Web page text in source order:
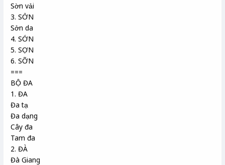
Sờn vải
3. SỞN
Sởn da
4. SỚN
5. SỢN
6. SỠN
===
BỘ ĐA
1. ĐA
Đa tạ
Đa dạng
Cây đa
Tam đa
2. ĐÀ
Đà Giang